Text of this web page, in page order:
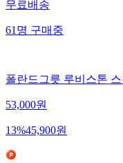
무료배송
61명구매중
폴란드그릇 루비스톤
53,000원
13%45,900원